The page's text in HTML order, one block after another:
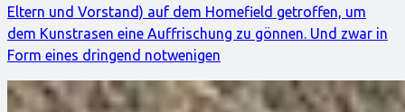
Eltern und Vorstand) auf dem Homefield getroffen, um
dem Kunstrasen eine Auffrischung zu gönnen. Und zwar in
Form eines dringend notwenigen